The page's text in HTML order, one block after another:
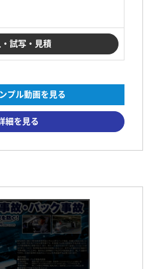
プル動画を見る
細を見る